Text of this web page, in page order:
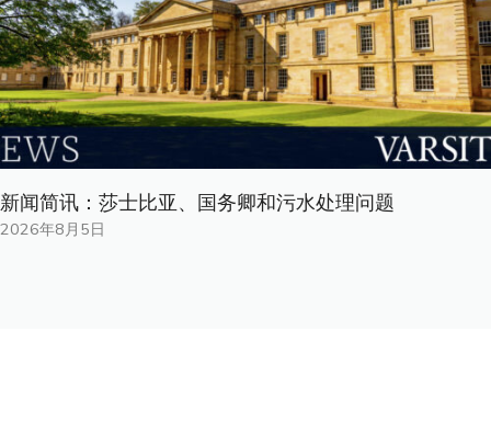
新闻简讯：莎士比亚、国务卿和污水处理问题
2026年8月5日